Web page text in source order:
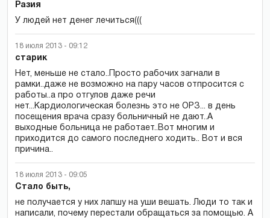
Разия
У людей нет денег лечиться(((
18 июля 2013 - 09:12
старик
Нет, меньше не стало..Просто рабочих загнали в
рамки..даже не возможно на пару часов отпросится с
работы..а про отгулов даже речи
нет...Кардиологическая болезнь это не ОРЗ... в день
посещения врача сразу больничный не дают..А
выходные больница не работает..Вот многим и
приходится до самого последнего ходить.. Вот и вся
причина..
18 июля 2013 - 09:05
Стало быть,
не получается у них лапшу на уши вешать. Люди то так и
написали, почему перестали обращаться за помощью. А